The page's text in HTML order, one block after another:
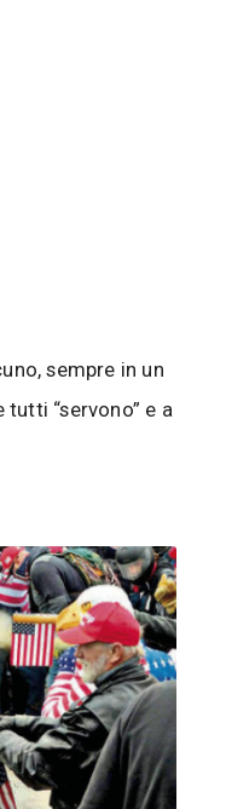
sempre in un
“servono” e a